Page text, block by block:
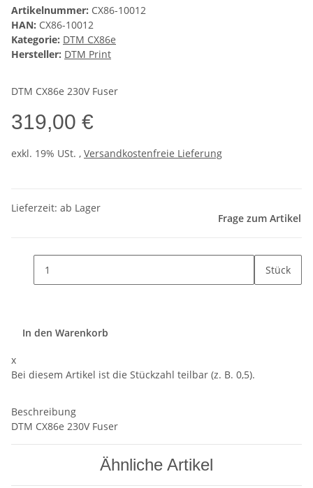
Artikelnummer: CX86-10012
HAN: CX86-10012
Kategorie: DTM CX86e
Hersteller: DTM Print
DTM CX86e 230V Fuser
319,00 €
exkl. 19% USt. , Versandkostenfreie Lieferung
Lieferzeit: ab Lager
Frage zum Artikel
Stück
In den Warenkorb
x
Bei diesem Artikel ist die Stückzahl teilbar (z. B. 0,5).
Beschreibung
DTM CX86e 230V Fuser
Ähnliche Artikel